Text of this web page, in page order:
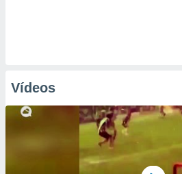
Vídeos